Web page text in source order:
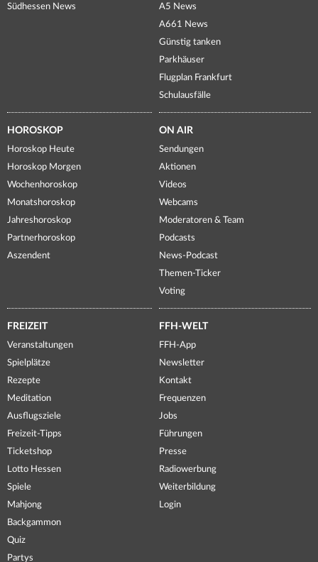
Südhessen News
A5 News
A661 News
Günstig tanken
Parkhäuser
Flugplan Frankfurt
Schulausfälle
HOROSKOP
Horoskop Heute
Horoskop Morgen
Wochenhoroskop
Monatshoroskop
Jahreshoroskop
Partnerhoroskop
Aszendent
ON AIR
Sendungen
Aktionen
Videos
Webcams
Moderatoren & Team
Podcasts
News-Podcast
Themen-Ticker
Voting
FREIZEIT
Veranstaltungen
Spielplätze
Rezepte
Meditation
Ausflugsziele
Freizeit-Tipps
Ticketshop
Lotto Hessen
Spiele
Mahjong
Backgammon
Quiz
Partys
FFH-WELT
FFH-App
Newsletter
Kontakt
Frequenzen
Jobs
Führungen
Presse
Radiowerbung
Weiterbildung
Login